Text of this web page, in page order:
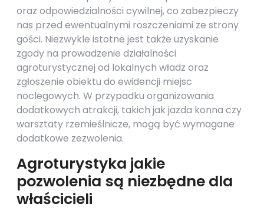
oraz odpowiedzialności cywilnej, co zabezpieczy
nas przed ewentualnymi roszczeniami ze strony
gości. Niezwykle istotne jest także uzyskanie
zgody na prowadzenie działalności
agroturystycznej od lokalnych władz oraz
zgłoszenie obiektu do ewidencji miejsc
noclegowych. W przypadku organizowania
dodatkowych atrakcji, takich jak jazda konna czy
warsztaty rzemieślnicze, mogą być wymagane
dodatkowe zezwolenia.
Agroturystyka jakie
pozwolenia są niezbędne dla
właścicieli